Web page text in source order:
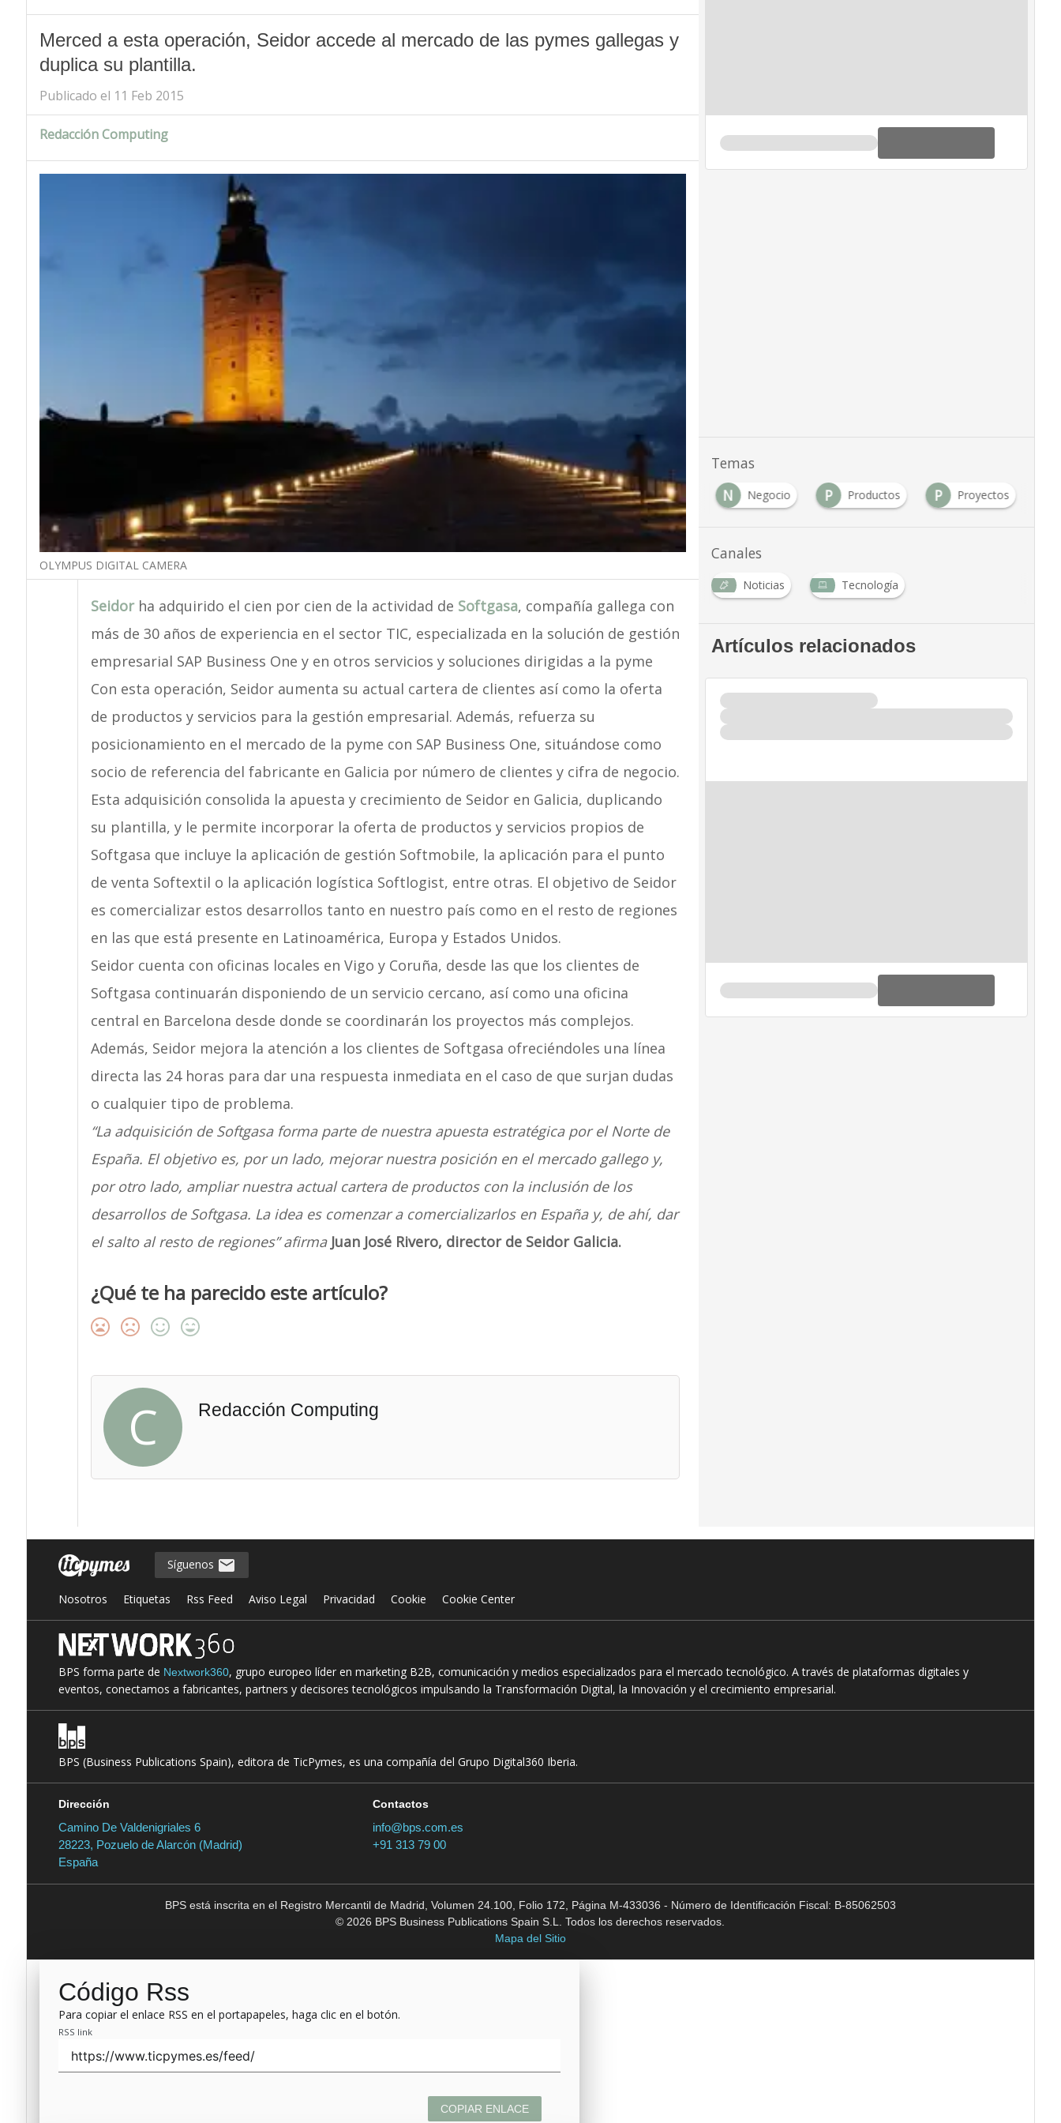
Merced a esta operación, Seidor accede al mercado de las pymes gallegas y
duplica su plantilla.
Publicado el 11 Feb 2015
Redacción Computing
OLYMPUS DIGITAL CAMERA
Seidor ha adquirido el cien por cien de la actividad de Softgasa, compañía gallega con
más de 30 años de experiencia en el sector TIC, especializada en la solución de gestión
empresarial SAP Business One y en otros servicios y soluciones dirigidas a la pyme
Con esta operación, Seidor aumenta su actual cartera de clientes así como la oferta
de productos y servicios para la gestión empresarial. Además, refuerza su
posicionamiento en el mercado de la pyme con SAP Business One, situándose como
socio de referencia del fabricante en Galicia por número de clientes y cifra de negocio.
Esta adquisición consolida la apuesta y crecimiento de Seidor en Galicia, duplicando
su plantilla, y le permite incorporar la oferta de productos y servicios propios de
Softgasa que incluye la aplicación de gestión Softmobile, la aplicación para el punto
de venta Softextil o la aplicación logística Softlogist, entre otras. El objetivo de Seidor
es comercializar estos desarrollos tanto en nuestro país como en el resto de regiones
en las que está presente en Latinoamérica, Europa y Estados Unidos.
Seidor cuenta con oficinas locales en Vigo y Coruña, desde las que los clientes de
Softgasa continuarán disponiendo de un servicio cercano, así como una oficina
central en Barcelona desde donde se coordinarán los proyectos más complejos.
Además, Seidor mejora la atención a los clientes de Softgasa ofreciéndoles una línea
directa las 24 horas para dar una respuesta inmediata en el caso de que surjan dudas
o cualquier tipo de problema.
“La adquisición de Softgasa forma parte de nuestra apuesta estratégica por el Norte de
España. El objetivo es, por un lado, mejorar nuestra posición en el mercado gallego y,
por otro lado, ampliar nuestra actual cartera de productos con la inclusión de los
desarrollos de Softgasa. La idea es comenzar a comercializarlos en España y, de ahí, dar
el salto al resto de regiones” afirma Juan José Rivero, director de Seidor Galicia.
¿Qué te ha parecido este artículo?
C Redacción Computing
Temas
M
Mercado N Negocio P Productos P Proyectos
Canales
Noticias Tecnología
Artículos relacionados
Síguenos
Nosotros Etiquetas Rss Feed Aviso Legal Privacidad Cookie Cookie Center
BPS forma parte de Nextwork360, grupo europeo líder en marketing B2B, comunicación y medios especializados para el mercado tecnológico. A través de plataformas digitales y
eventos, conectamos a fabricantes, partners y decisores tecnológicos impulsando la Transformación Digital, la Innovación y el crecimiento empresarial.
BPS (Business Publications Spain), editora de TicPymes, es una compañía del Grupo Digital360 Iberia.
Dirección
Camino De Valdenigriales 6
28223, Pozuelo de Alarcón (Madrid)
España
Contactos
info@bps.com.es
+91 313 79 00
BPS está inscrita en el Registro Mercantil de Madrid, Volumen 24.100, Folio 172, Página M-433036 - Número de Identificación Fiscal: B-85062503
© 2026 BPS Business Publications Spain S.L. Todos los derechos reservados.
Mapa del Sitio
Código Rss
Para copiar el enlace RSS en el portapapeles, haga clic en el botón.
RSS link
COPIAR ENLACE